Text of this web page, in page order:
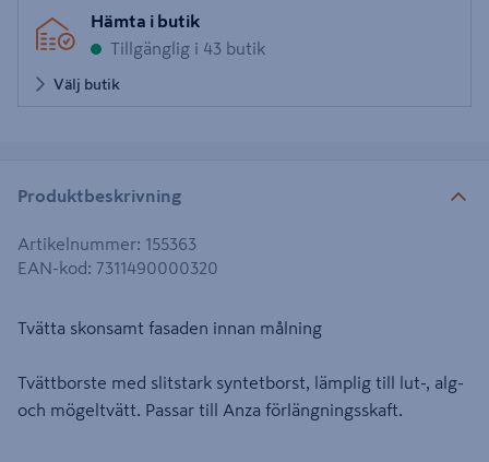
Hämta i butik
Tillgänglig i 43 butik
Välj butik
Produktbeskrivning
Artikelnummer: 155363
EAN-kod: 7311490000320
Tvätta skonsamt fasaden innan målning
Tvättborste med slitstark syntetborst, lämplig till lut-, alg-
och mögeltvätt. Passar till Anza förlängningsskaft.